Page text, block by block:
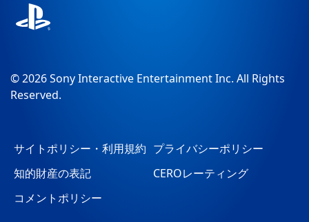
© 2026 Sony Interactive Entertainment Inc. All Rights
Reserved.
サイトポリシー・利用規約 プライバシーポリシー
知的財産の表記
CEROレーティング
コメントポリシー